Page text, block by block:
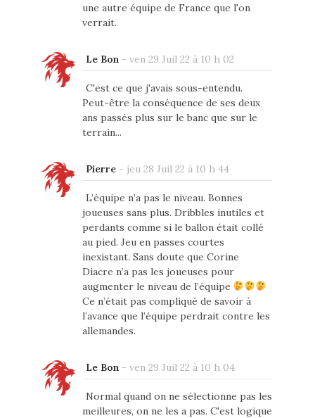
une autre équipe de France que l'on
verrait.
Le Bon - ven 29 Juil 22 à 10 h 02
C'est ce que j'avais sous-entendu.
Peut-être la conséquence de ses deux
ans passés plus sur le banc que sur le
terrain...
Pierre- jeu 28 Juil 22 à 10 h 44
L’équipe n’a pas le niveau. Bonnes
joueuses sans plus. Dribbles inutiles et
perdants comme si le ballon était collé
au pied. Jeu en passes courtes
inexistant. Sans doute que Corine
Diacre n’a pas les joueuses pour
augmenter le niveau de l’équipe
Ce n’était pas compliqué de savoir à
l’avance que l’équipe perdrait contre les
allemandes.
Le Bon - ven 29 Juil 22 à 10 h 04
Normal quand on ne sélectionne pas les
meilleures, on ne les a pas. C'est logique